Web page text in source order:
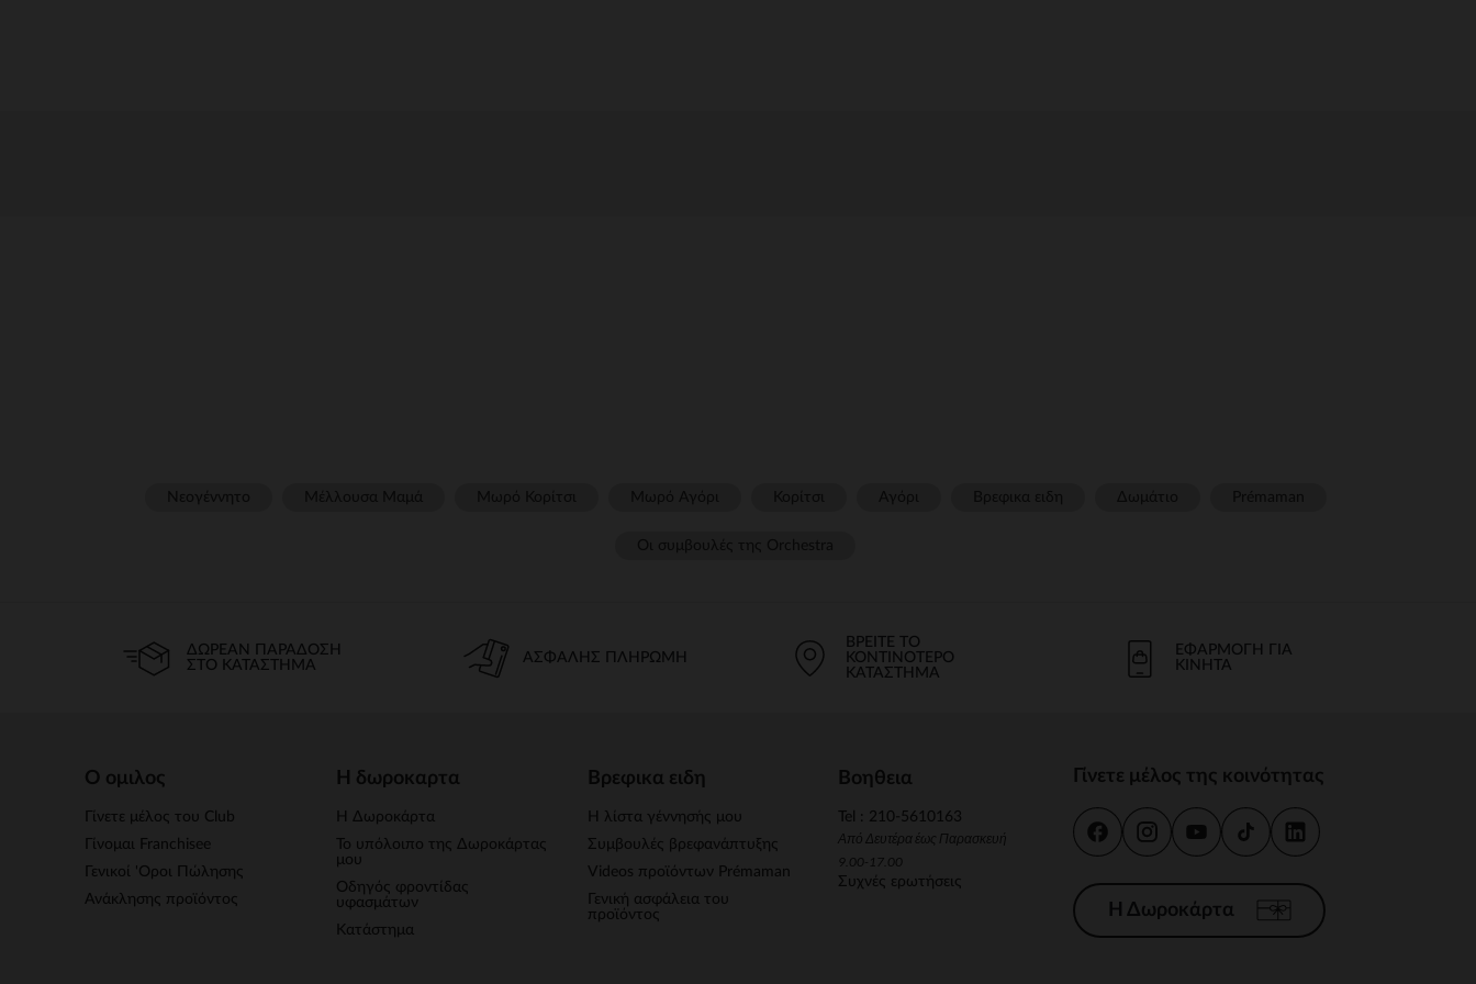
ΔΩΡΕΆΝ ΠΑΡΆΔΟΣΗ
ΣΤΟ ΚΑΤΆΣΤΗΜΑ
ΑΣΦΑΛΉΣ ΠΛΗΡΩΜΉ
ΒΡΕΊΤΕ ΤΟ
ΚΟΝΤΙΝΌΤΕΡΟ
ΚΑΤΆΣΤΗΜΑ
ΕΦΑΡΜΟΓΉ ΓΙΑ
ΚΙΝΗΤΆ
Ο ομιλος
Γίνετε μέλος του Club
Γίνομαι Franchisee
Γενικοί 'Οροι Πώλησης
Ανάκλησης προϊόντος
Η δωροκαρτα
Η Δωροκάρτα
Το υπόλοιπο της Δωροκάρτας
μου
Οδηγός φροντίδας
υφασμάτων
Κατάστημα
Βρεφικα ειδη
Η λίστα γέννησής μου
Συμβουλές βρεφανάπτυξης
Videos προϊόντων Prémaman
Γενική ασφάλεια του
προϊόντος
Βοηθεια
Tel : 210-5610163
Από Δευτέρα έως Παρασκευή
9.00-17.00
Συχνές ερωτήσεις
Γίνετε μέλος της κοινότητας
Η Δωροκάρτα